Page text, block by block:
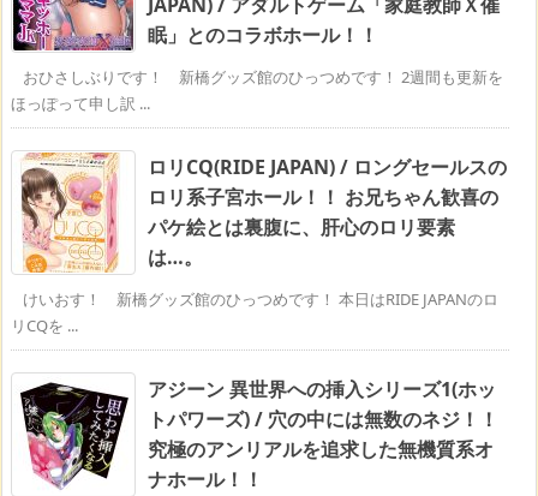
眠」とのコラボホール！！
おひさしぶりです！ 新橋グッズ館のひっつめです！ 2週間も更新を
ほっぽって申し訳 ...
ロリCQ(RIDE JAPAN) / ロングセールスの
ロリ系子宮ホール！！ お兄ちゃん歓喜の
パケ絵とは裏腹に、肝心のロリ要素
は…。
けいおす！ 新橋グッズ館のひっつめです！ 本日はRIDE JAPANのロ
リCQを ...
アジーン 異世界への挿入シリーズ1(ホッ
トパワーズ) / 穴の中には無数のネジ！！
究極のアンリアルを追求した無機質系オ
ナホール！！